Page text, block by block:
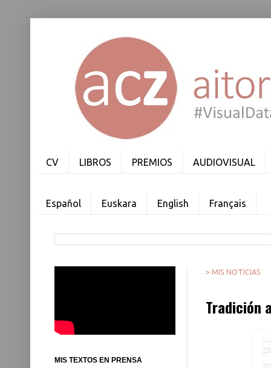
CV LIBROS PREMIOS AUDIOVISUAL
Español Euskara English Français
> MIS NOTICIAS
Tradición
MIS TEXTOS EN PRENSA